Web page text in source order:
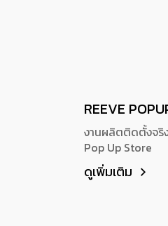
REEVE
งานผลิตติดตั้งจริ
Pop Up Store
ดูเพิ่มเติม